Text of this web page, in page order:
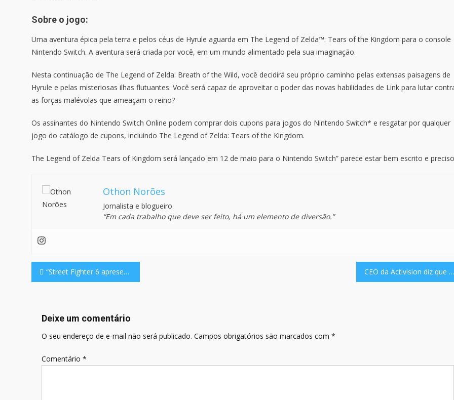
Sobre o jogo:
Uma aventura épica pela terra e pelos céus de Hyrule aguarda em The Legend of Zelda™: Tears of the Kingdom para o console
Nintendo Switch. A aventura será criada por você, em um mundo alimentado pela sua imaginação.
Nesta continuação de The Legend of Zelda: Breath of the Wild, você decidirá seu próprio caminho pelas extensas paisagens de
Hyrule e pelas misteriosas ilhas flutuantes. Você será capaz de aproveitar o poder das novas habilidades de Link para lutar
as forças malévolas que ameaçam o reino?
Os assinantes do Nintendo Switch Online podem comprar dois cupons para jogos do Nintendo Switch* e resgatar por qualquer
jogo do catálogo de cupons, incluindo The Legend of Zelda: Tears of the Kingdom.
The Legend of Zelda Tears of Kingdom será lançado em 12 de maio para o Nintendo Switch” parece estar bem escrito e
Othon Norões
Jornalista e blogueiro
“Em cada trabalho que deve ser feito, há um elemento de diversão.”
Navegação
Post
“Street Fighter 6 apresenta sua primeira história em quadrinhos” parece estar bem escrito e não requer revisão significativa. CEO da Activision diz que Amazon Luna é o maior “streaming de jogos” do mundo” parece estar bem escrito e preciso.
Deixe um comentário
O seu endereço de e-mail não será publicado. Campos obrigatórios são marcados com *
Comentário *